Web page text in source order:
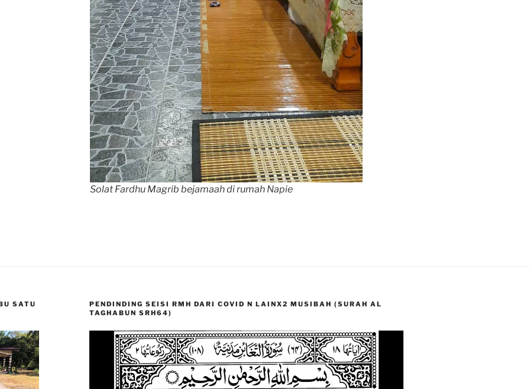
Solat Fardhu Magrib bejamaah di rumah Napie
SATU
PENDINDING SEISI RMH DARI COVID N LAINX2 MUSIBAH (SURAH AL
TAGHABUN SRH64)